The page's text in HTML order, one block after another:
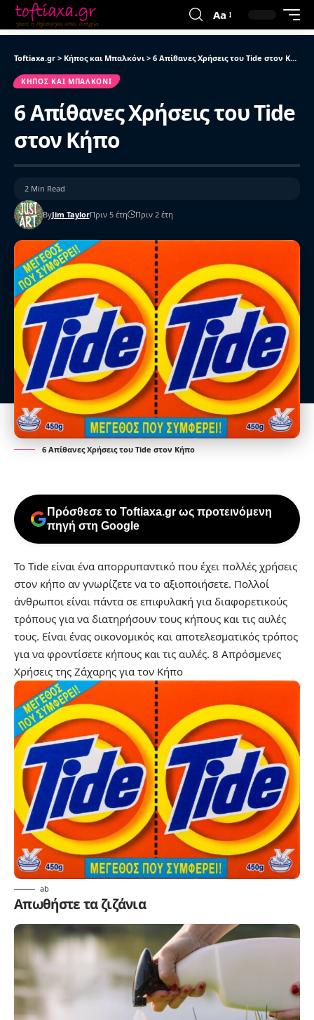
Aa
Toftiaxa.gr > Κήπος και Μπαλκόνι> 6 Απίθανες Χρήσεις του Tide στον Κήπο
ΚΉΠΟΣ ΚΑΙ ΜΠΑΛΚΌΝΙ
6 Απίθανες Χρήσεις του Tide
στον Κήπο
ByJim TaylorΠριν 5 έτη Πριν 2 έτη
2 Min Read
6 Απίθανες Χρήσεις του Tide στον Κήπο
Πρόσθεσε το Toftiaxa.gr ως προτεινόμενη
πηγή στη Google
Το Tide είναι ένα απορρυπαντικό που έχει πολλές χρήσεις
στον κήπο αν γνωρίζετε να το αξιοποιήσετε. Πολλοί
άνθρωποι είναι πάντα σε επιφυλακή για διαφορετικούς
τρόπους για να διατηρήσουν τους κήπους και τις αυλές
τους. Είναι ένας οικονομικός και αποτελεσματικός τρόπος
για να φροντίσετε κήπους και τις αυλές. 8 Απρόσμενες
Χρήσεις της Ζάχαρης για τον Κήπο
ab
Απωθήστε τα ζιζάνια